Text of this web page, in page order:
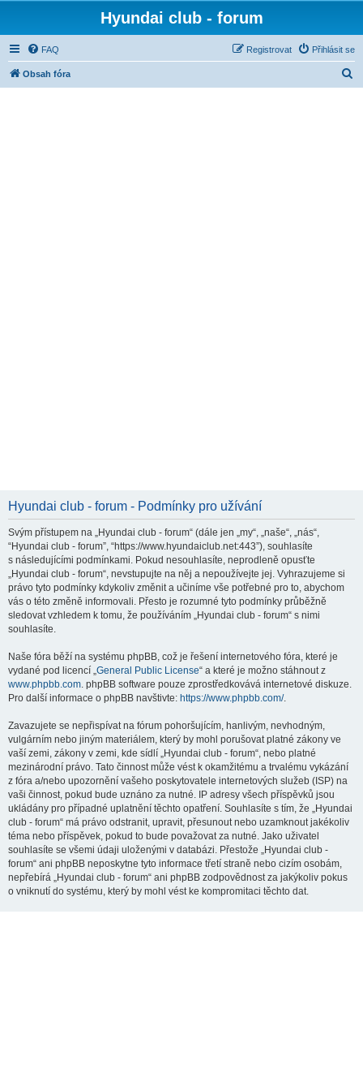
Hyundai club - forum
FAQ Přihlásit se
Registrovat
Obsah fóra
Hyundai club - forum - Podmínky pro užívání
Svým přístupem na „Hyundai club - forum“ (dále jen „my“, „naše“, „nás“,
“Hyundai club - forum”, “https://www.hyundaiclub.net:443”), souhlasíte
s následujícími podmínkami. Pokud nesouhlasíte, neprodleně opusťte
„Hyundai club - forum“, nevstupujte na něj a nepoužívejte jej. Vyhrazujeme si
právo tyto podmínky kdykoliv změnit a učiníme vše potřebné pro to, abychom
vás o této změně informovali. Přesto je rozumné tyto podmínky průběžně
sledovat vzhledem k tomu, že používáním „Hyundai club - forum“ s nimi
souhlasíte.
Naše fóra běží na systému phpBB, což je řešení internetového fóra, které je
vydané pod licencí „General Public License“ a které je možno stáhnout z
www.phpbb.com. phpBB software pouze zprostředkovává internetové diskuze.
Pro další informace o phpBB navštivte: https://www.phpbb.com/.
Zavazujete se nepřispívat na fórum pohoršujícím, hanlivým, nevhodným,
vulgárním nebo jiným materiálem, který by mohl porušovat platné zákony ve
vaší zemi, zákony v zemi, kde sídlí „Hyundai club - forum“, nebo platné
mezinárodní právo. Tato činnost může vést k okamžitému a trvalému vykázání
z fóra a/nebo upozornění vašeho poskytovatele internetových služeb (ISP) na
vaši činnost, pokud bude uznáno za nutné. IP adresy všech příspěvků jsou
ukládány pro případné uplatnění těchto opatření. Souhlasíte s tím, že „Hyundai
club - forum“ má právo odstranit, upravit, přesunout nebo uzamknout jakékoliv
téma nebo příspěvek, pokud to bude považovat za nutné. Jako uživatel
souhlasíte se všemi údaji uloženými v databázi. Přestože „Hyundai club -
forum“ ani phpBB neposkytne tyto informace třetí straně nebo cizím osobám,
nepřebírá „Hyundai club - forum“ ani phpBB zodpovědnost za jakýkoliv pokus
o vniknutí do systému, který by mohl vést ke kompromitaci těchto dat.